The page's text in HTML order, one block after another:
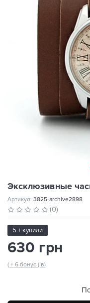
Эксклюзивные
Артикул: 3825-archive2898
(0)
5 + купили
630 грн
( + 6 бонус (ів)